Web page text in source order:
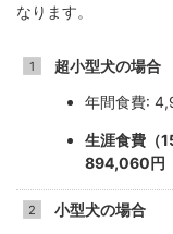
なります。
超小型犬の場合
年間食費:
生涯食費（
894,060円
小型犬の場合